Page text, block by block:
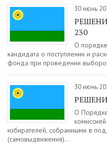
30 июнь
230
О
кандидата о поступлении и
фонда при проведении
30 июнь
О
избирателей, собранными в
(самовыдвижения)...